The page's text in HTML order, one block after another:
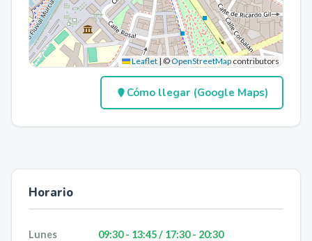
Leaflet|©OpenStreetMapcontributors
Cómo llegar (Google Maps)
Horario
Lunes 09:30 - 13:45 / 17:30 - 20:30